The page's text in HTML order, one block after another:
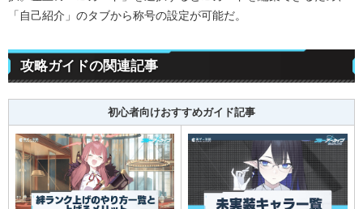
「自己紹介」のタブから称号の設定が可能だ。
攻略ガイドの関連記事
初心者向けおすすめガイド記事